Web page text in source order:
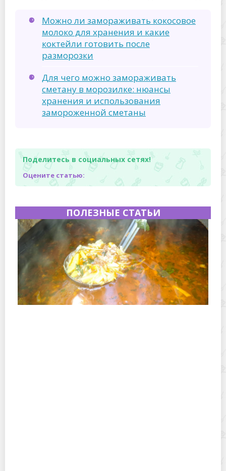
Можно ли замораживать кокосовое
молоко для хранения и какие
коктейли готовить после
разморозки
Для чего можно замораживать
сметану в морозилке: нюансы
хранения и использования
замороженной сметаны
Поделитесь в социальных сетях!
Оцените статью:
ПОЛЕЗНЫЕ СТАТЬИ